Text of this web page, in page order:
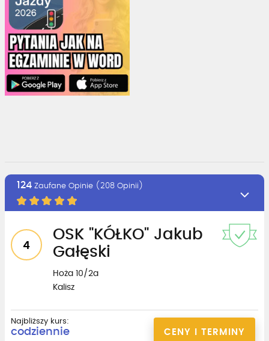
124 Zaufane Opinie (208 Opinii)
4
OSK "KÓŁKO" Jakub
Gałęski
Hoża 10/2a
Kalisz
CENY I TERMINY
Najbliższy kurs:
codziennie